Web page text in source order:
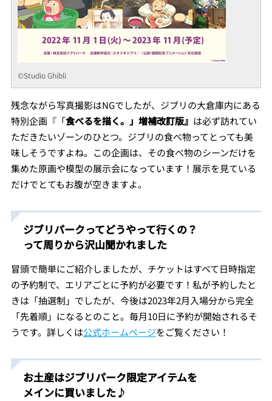
©Studio Ghibli
残念ながら写真撮影はNGでしたが、ジブリの大倉庫内にある
特別企画『「食べるを描く。」増補改訂版』 は必ず訪れてい
ただきたいゾーンのひとつ。ジブリの食べ物ってとっても美
味しそうですよね。この企画は、その食べ物のシーンだけを
集めた原画や模型の展示会になっています！展示を見ている
だけでとてもお腹が空きますよ。
ジブリパークってどうやって行くの？
って周りから沢山聞かれました
冒頭で簡単にご紹介しましたが、チケットはすべて日時指定
の予約制で、エリアごとに予約が必要です！私が予約したと
きは「抽選制」でしたが、今後は2023年2月入場分から完全
「先着順」になるとのこと。毎月10日に予約が開始されるそ
うです。詳しくは公式ホームページをご覧ください！
お土産はジブリパーク限定アイテムを
メインに買いました♪